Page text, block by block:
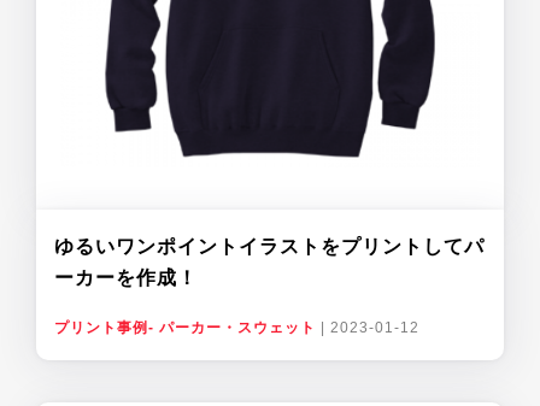
ゆるいワンポイントイラストをプリントしてパ
ーカーを作成！
プリント事例- パーカー・スウェット 2023-01-12